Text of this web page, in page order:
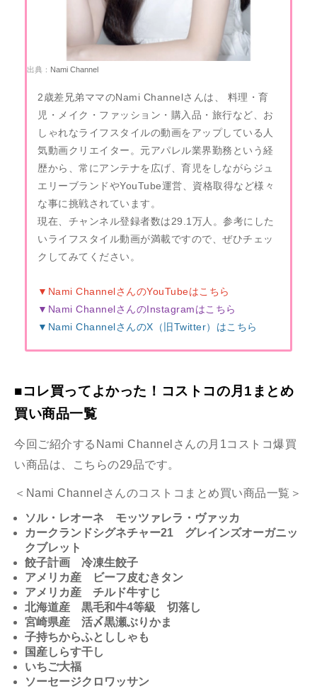
出典： Nami Channel
2歳差兄弟ママのNami Channelさんは、 料理・育
児・メイク・ファッション・購入品・旅行など、お
しゃれなライフスタイルの動画をアップしている人
気動画クリエイター。元アパレル業界勤務という経
歴から、常にアンテナを広げ、育児をしながらジュ
エリーブランドやYouTube運営、資格取得など様々
な事に挑戦されています。
現在、チャンネル登録者数は29.1万人。参考にした
いライフスタイル動画が満載ですので、ぜひチェッ
クしてみてください。
▼Nami ChannelさんのYouTubeはこちら
▼Nami ChannelさんのInstagramはこちら
▼Nami ChannelさんのX（旧Twitter）はこちら
■コレ買ってよかった！コストコの月1まとめ
買い商品一覧
今回ご紹介する Nami Channel さんの月1コストコ爆買
い商品は、こちらの29品です。
＜ Nami Channel さんのコストコまとめ買い商品一覧＞
ソル・レオーネ モッツァレラ・ヴァッカ
カークランドシグネチャー21 グレインズオーガニッ
クブレット
餃子計画 冷凍生餃子
アメリカ産 ビーフ皮むきタン
アメリカ産 チルド牛すじ
北海道産 黒毛和牛4等級 切落し
宮崎県産 活〆黒瀬ぶりかま
子持ちからふとししゃも
国産しらす干し
いちご大福
ソーセージクロワッサン